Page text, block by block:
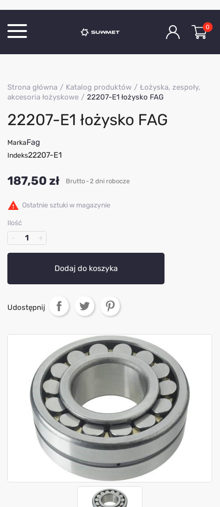
O Firmie
Kontakt
0
Strona główna Katalog produktów
Łożyska, zespoły,
akcesoria łożyskowe
22207-E1 łożysko FAG
22207-E1 łożysko FAG
MarkaFag
Indeks22207-E1
187,50 zł Brutto 2 dni robocze
 Ostatnie sztuki w magazynie
Ilość
Dodaj do koszyka
Udostępnij